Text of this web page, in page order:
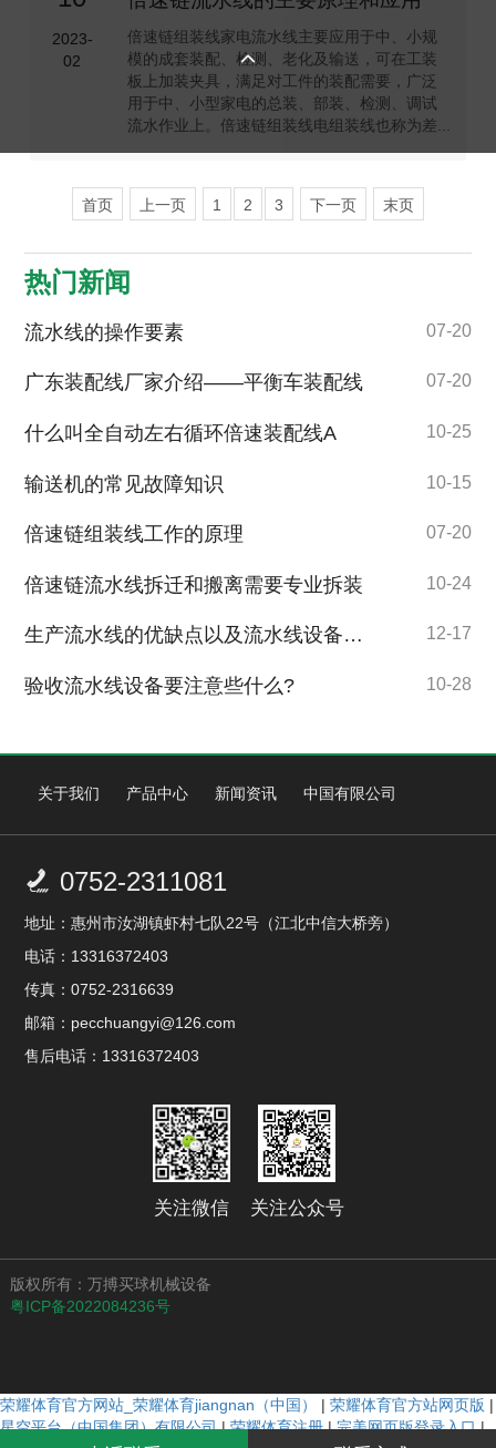

2023-
02
倍速链组装线家电流水线主要应用于中、小规
模的成套装配、检测、老化及输送，可在工装
板上加装夹具，满足对工件的装配需要，广泛
用于中、小型家电的总装、部装、检测、调试
流水作业上。倍速链组装线电组装线也称为差...
首页 上一页 1 2 3 下一页 末页
热门新闻
流水线的操作要素 07-20
广东装配线厂家介绍——平衡车装配线 07-20
什么叫全自动左右循环倍速装配线A 10-25
输送机的常见故障知识 10-15
倍速链组装线工作的原理 07-20
倍速链流水线拆迁和搬离需要专业拆装 10-24
生产流水线的优缺点以及流水线设备的日常维护 12-17
验收流水线设备要注意些什么? 10-28
关于我们 产品中心 新闻资讯 中国有限公司
 0752-2311081
地址：惠州市汝湖镇虾村七队22号（江北中信大桥旁）
电话：13316372403
传真：0752-2316639
邮箱：pecchuangyi@126.com
售后电话：13316372403
关注微信 关注公众号
版权所有：万搏买球机械设备
粤ICP备2022084236号
荣耀体育官方网站_荣耀体育jiangnan（中国） | 荣耀体育官方站网页版 |
星空平台（中国集团）有限公司|荣耀体育注册|完美网页版登录入口|